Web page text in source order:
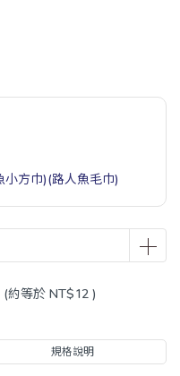
方巾)(路人魚毛巾)
(約等於 NT$12 )
規格說明